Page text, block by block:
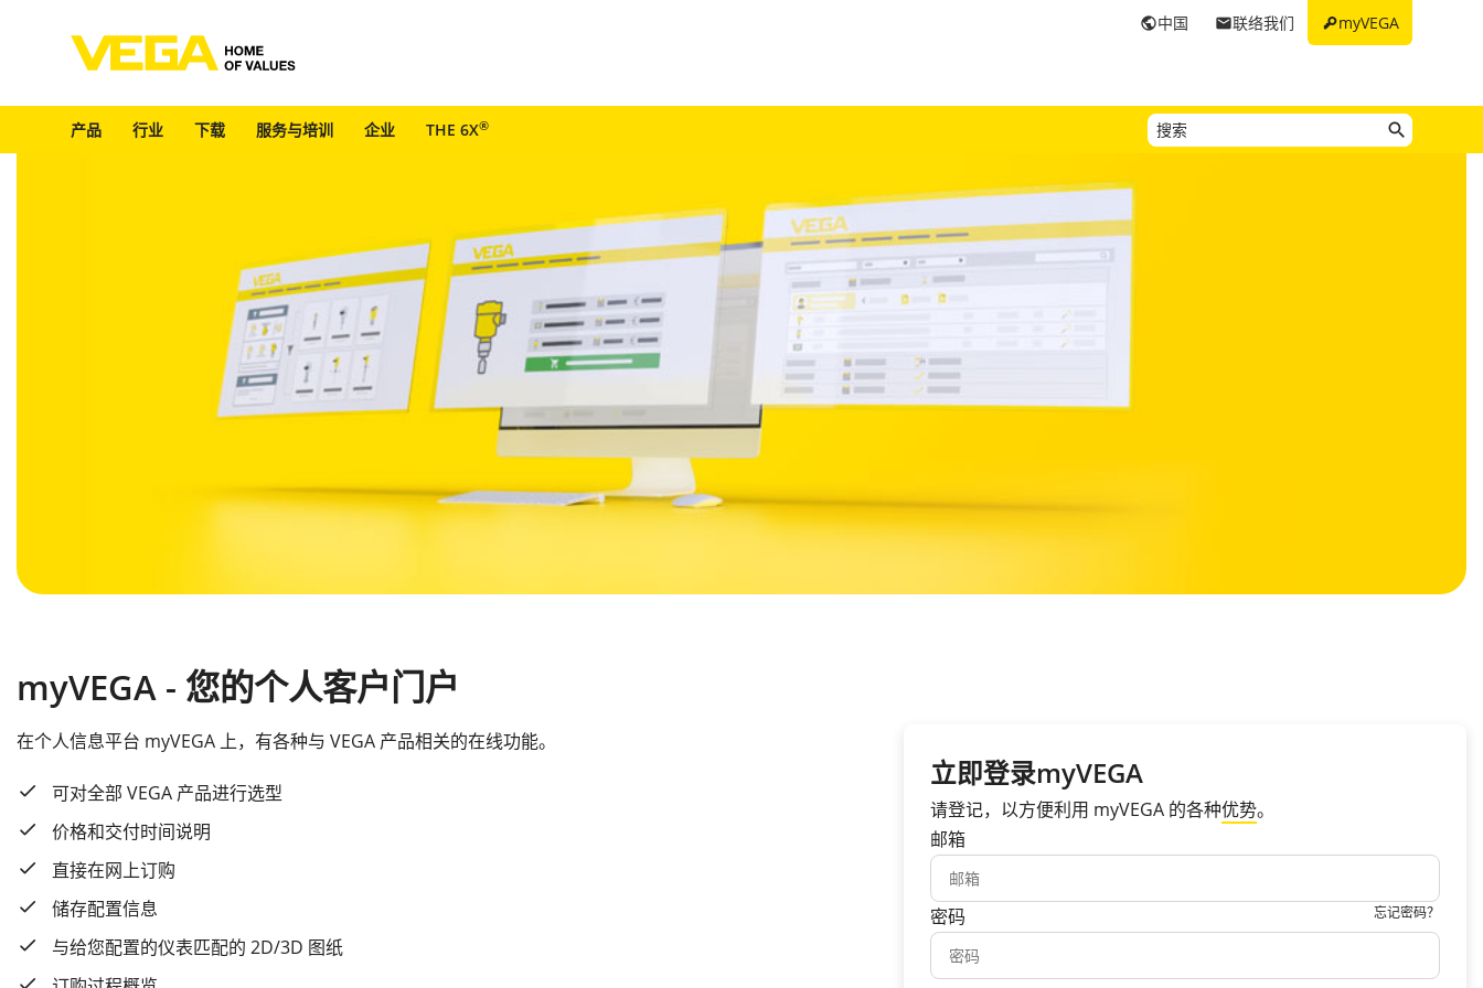
keymyVEGA
email联络我们
public中国
产品 行业 下载 服务与培训 企业 THE 6X®
myVEGA - 您的个人客户门户
在个人信息平台 myVEGA 上，有各种与 VEGA 产品相关的在线功能。
可对全部 VEGA 产品进行选型
价格和交付时间说明
直接在网上订购
储存配置信息
与给您配置的仪表匹配的 2D/3D 图纸
立即登录myVEGA
请登记，以方便利用 myVEGA 的各种优势。
邮箱
密码 忘记密码？